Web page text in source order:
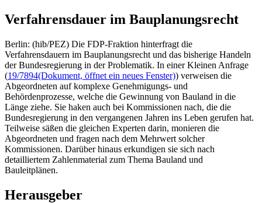
Verfahrensdauer im Bauplanungsrecht
Berlin: (hib/PEZ) Die FDP-Fraktion hinterfragt die
Verfahrensdauern im Bauplanungsrecht und das bisherige Handeln
der Bundesregierung in der Problematik. In einer Kleinen Anfrage
(19/7894(Dokument, öffnet ein neues Fenster)) verweisen die
Abgeordneten auf komplexe Genehmigungs- und
Behördenprozesse, welche die Gewinnung von Bauland in die
Länge ziehe. Sie haken auch bei Kommissionen nach, die die
Bundesregierung in den vergangenen Jahren ins Leben gerufen hat.
Teilweise säßen die gleichen Experten darin, monieren die
Abgeordneten und fragen nach dem Mehrwert solcher
Kommissionen. Darüber hinaus erkundigen sie sich nach
detailliertem Zahlenmaterial zum Thema Bauland und
Bauleitplänen.
Herausgeber